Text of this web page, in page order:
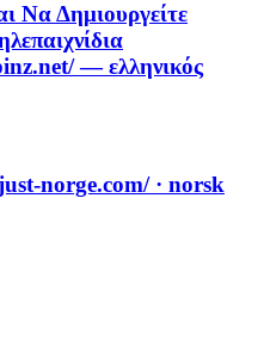
Να Δημιουργείτε
— ελληνικός
norge.com/ · norsk